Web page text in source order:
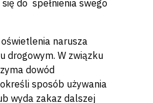
do spełnienia swego
narusza
drogowym. W związku
dowód
sposób używania
wyda zakaz dalszej